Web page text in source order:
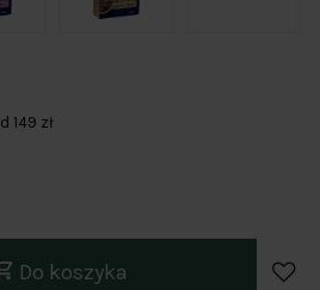
149 zł
Do koszyka